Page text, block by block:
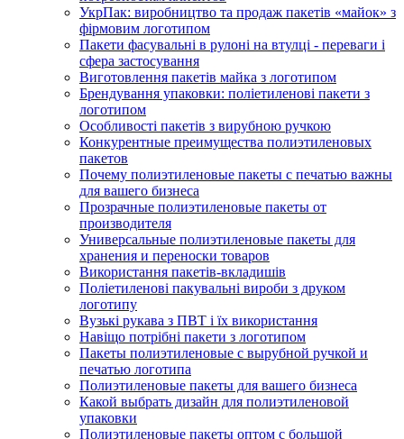
УкрПак: виробництво та продаж пакетів «майок» з
фірмовим логотипом
Пакети фасувальні в рулоні на втулці - переваги і
сфера застосування
Виготовлення пакетів майка з логотипом
Брендування упаковки: поліетиленові пакети з
логотипом
Особливості пакетів з вирубною ручкою
Конкурентные преимущества полиэтиленовых
пакетов
Почему полиэтиленовые пакеты с печатью важны
для вашего бизнеса
Прозрачные полиэтиленовые пакеты от
производителя
Универсальные полиэтиленовые пакеты для
хранения и переноски товаров
Використання пакетів-вкладишів
Поліетиленові пакувальні вироби з друком
логотипу
Вузькі рукава з ПВТ і їх використання
Навіщо потрібні пакети з логотипом
Пакеты полиэтиленовые с вырубной ручкой и
печатью логотипа
Полиэтиленовые пакеты для вашего бизнеса
Какой выбрать дизайн для полиэтиленовой
упаковки
Полиэтиленовые пакеты оптом с большой